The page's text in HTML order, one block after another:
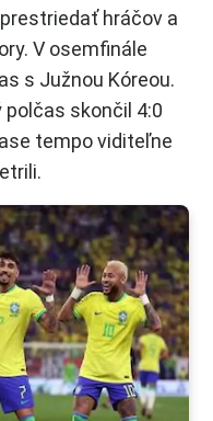
hráčov a
V osemfinále
s Južnou Kóreou.
polčas skončil 4:0
tempo viditeľne